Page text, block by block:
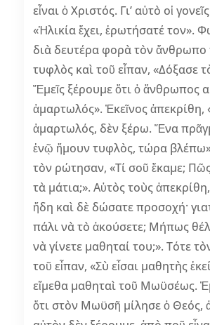
εἶναι ὁ Χριστός. Γι’ αὐτὸ οἱ
«Ἡλικία ἔχει, ἐρωτήσατέ τον».
διὰ δευτέρα φορὰ τὸν ἄνθρωπο
τυφλὸς καὶ τοῦ εἶπαν, «Δόξασε
Ἔμεῖς ξέρουμε ὅτι ὁ ἄνθρωπος
ἁμαρτωλός». Ἐκεῖνος ἀπεκρίθη,
ἁμαρτωλός, δὲν ξέρω. Ἕνα
ἐνῷ ἤμουν τυφλὸς, τώρα
τὸν ρώτησαν, «Τί σοῦ ἔκαμε;
τὰ μάτια;». Αὐτὸς τοὺς
ἤδη καὶ δὲ δώσατε προσοχή·
πάλι νὰ τὸ ἀκούσετε; Μήπως
νὰ γίνετε μαθηταί του;». Τότε
τοῦ εἶπαν, «Σὺ εἶσαι μαθητὴς
εἴμεθα μαθηταὶ τοῦ Μωϋσέως.
ὅτι στὸν Μωϋσῆ μίλησε ὁ Θεός,